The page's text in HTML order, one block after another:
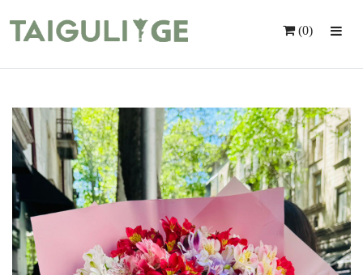
Ყვავილები
Საჩუქრები
Მომსახურება
Ინდივიდუალური Შეკვეთა
Კონტაქტი
(0)